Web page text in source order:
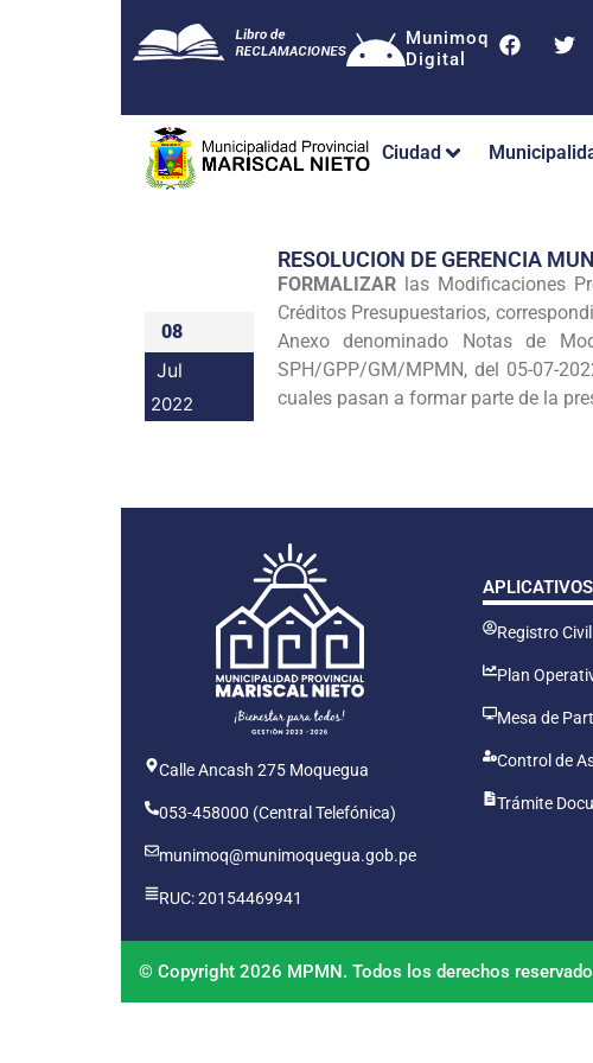
Munimoq
Digital
Ciudad
08
Jul
2022
RESOLUCION DE GERENCIA
FORMALIZAR las Modificaciones
Créditos Presupuestarios,
Anexo denominado Notas de
SPH/GPP/GM/MPMN, del 05-07-
cuales pasan a formar parte de la
Calle Ancash 275 Moquegua
053-458000 (Central Telefónica)
munimoq@munimoquegua.gob.pe
RUC: 20154469941
Registro Civil
Plan
Mesa de
Control de
Trámite
© Copyright 2026 MPMN. Todos los derechos